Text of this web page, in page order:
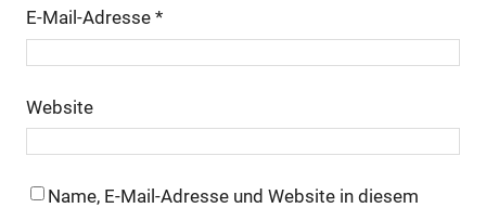
E-Mail-Adresse *
Website
Name, E-Mail-Adresse und Website in diesem